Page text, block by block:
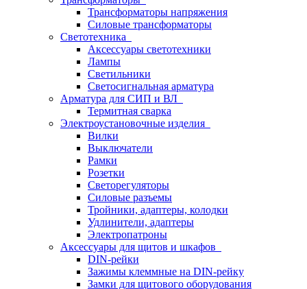
Трансформаторы напряжения
Силовые трансформаторы
Светотехника
Аксессуары светотехники
Лампы
Светильники
Светосигнальная арматура
Арматура для СИП и ВЛ
Термитная сварка
Электроустановочные изделия
Вилки
Выключатели
Рамки
Розетки
Светорегуляторы
Силовые разъемы
Тройники, адаптеры, колодки
Удлинители, адаптеры
Электропатроны
Аксессуары для щитов и шкафов
DIN-рейки
Зажимы клеммные на DIN-рейку
Замки для щитового оборудования